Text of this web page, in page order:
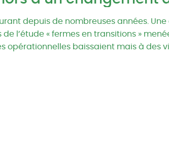
depuis de nombreuses années. Une
l’étude « fermes en transitions »
opérationnelles baissaient mais à des